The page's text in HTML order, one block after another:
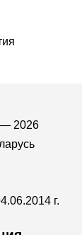
— 2026
г.